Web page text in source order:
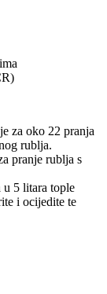
za oko 22 pranja
rublja.
pranje rublja s
u 5 litara tople
i ocijedite te